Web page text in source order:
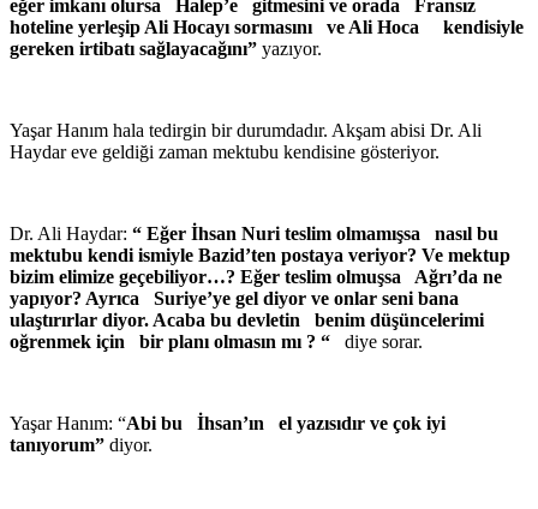
eğer imkanı olursa Halep’e gitmesini ve orada Fransız
hoteline yerleşip Ali Hocayı sormasını ve Ali Hoca kendisiyle
gereken irtibatı sağlayacağını” yazıyor.
Yaşar Hanım hala tedirgin bir durumdadır. Akşam abisi Dr. Ali
Haydar eve geldiği zaman mektubu kendisine gösteriyor.
Dr. Ali Haydar: “ Eğer İhsan Nuri teslim olmamışsa nasıl bu
mektubu kendi ismiyle Bazid’ten postaya veriyor? Ve mektup
bizim elimize geçebiliyor…? Eğer teslim olmuşsa Ağrı’da ne
yapıyor? Ayrıca Suriye’ye gel diyor ve onlar seni bana
ulaştırırlar diyor. Acaba bu devletin benim düşüncelerimi
oğrenmek için bir planı olmasın mı ? “ diye sorar.
Yaşar Hanım: “Abi bu İhsan’ın el yazısıdır ve çok iyi
tanıyorum” diyor.